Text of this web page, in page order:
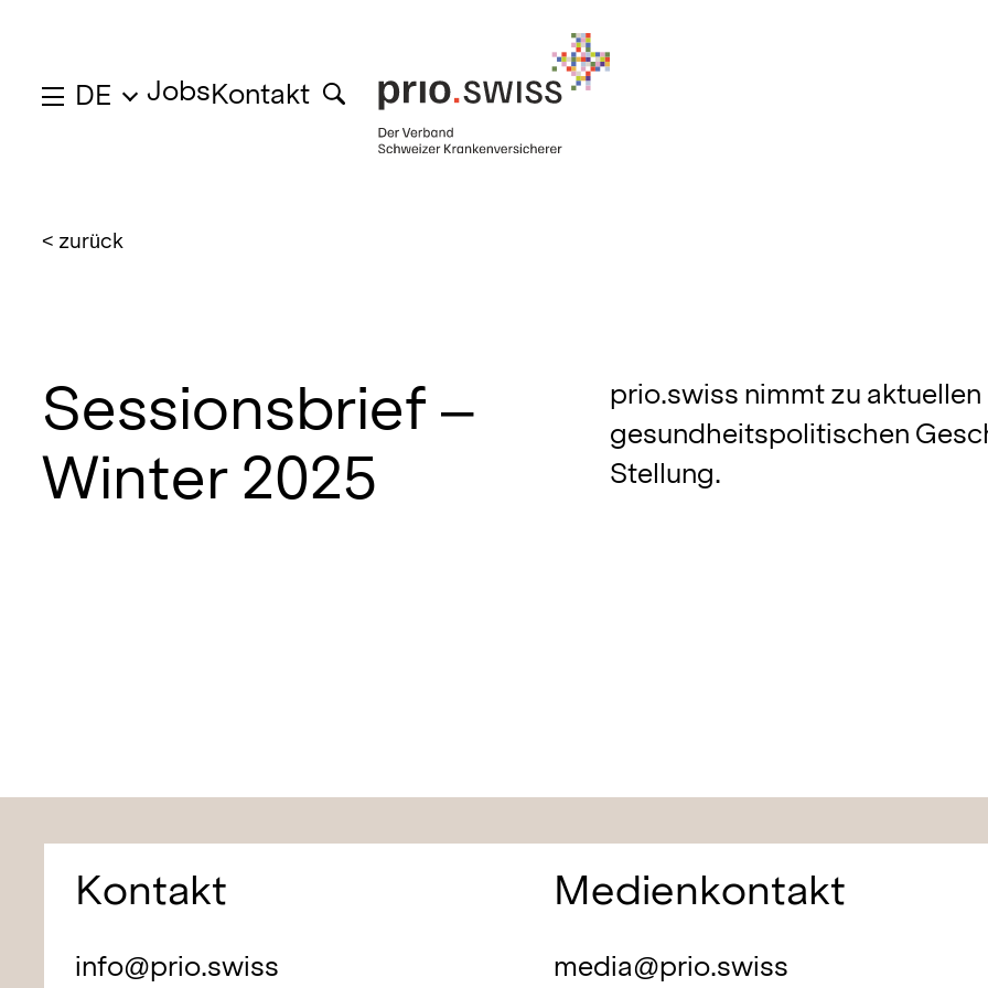
DE JobsKontakt
< zurück
Sessionsbrief –
Winter 2025
prio.swiss nimmt zu aktuellen
gesundheitspolitischen
Stellung.
Kontakt
info@prio.swiss
Medienkontakt
media@prio.swiss